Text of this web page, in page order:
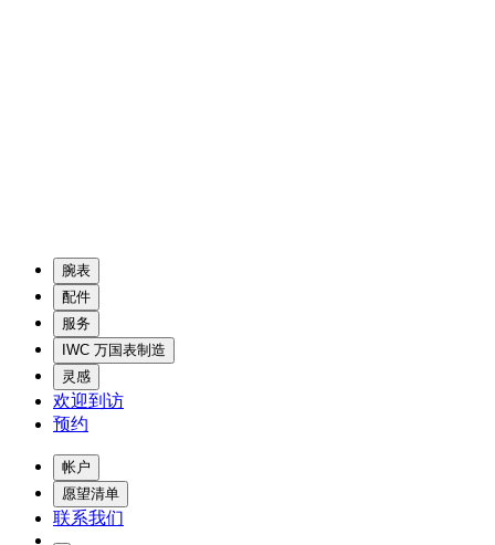
腕表
配件
服务
IWC 万国表制造
灵感
欢迎到访
预约
帐户
愿望清单
联系我们